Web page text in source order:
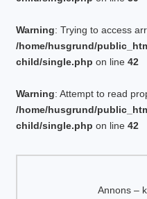
Warning: Trying to access
/home/husgrund/
child/single.php on line 42
Warning: Attempt to read
/home/husgrund/
child/single.php on line 42
Annons –